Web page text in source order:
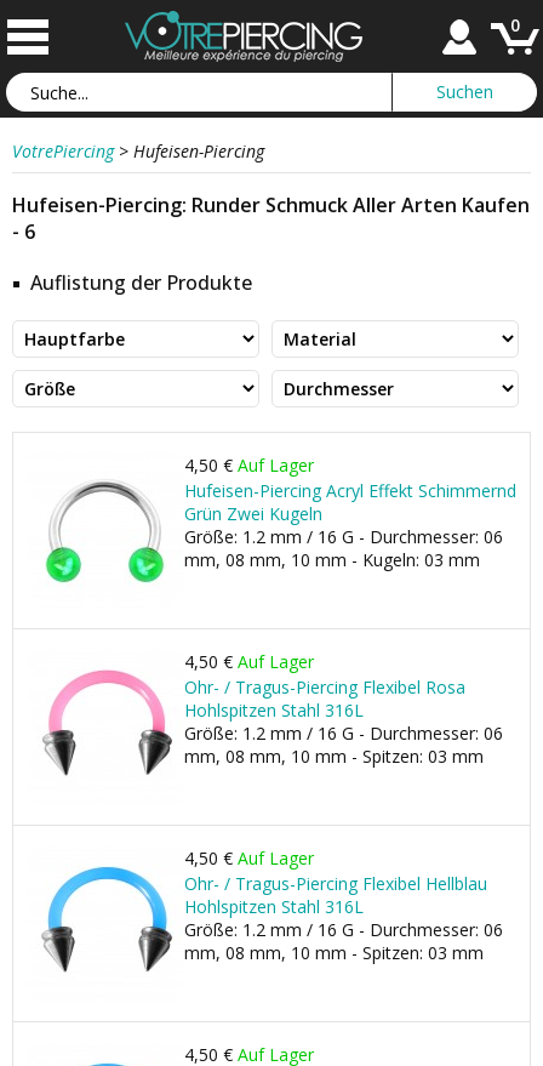
0
VotrePiercing > Hufeisen-Piercing
Hufeisen-Piercing: Runder Schmuck Aller Arten Kaufen
- 6
Auflistung der Produkte
4,50 € Auf Lager
Hufeisen-Piercing Acryl Effekt Schimmernd
Grün Zwei Kugeln
Größe: 1.2 mm / 16 G - Durchmesser: 06
mm, 08 mm, 10 mm - Kugeln: 03 mm
4,50 € Auf Lager
Ohr- / Tragus-Piercing Flexibel Rosa
Hohlspitzen Stahl 316L
Größe: 1.2 mm / 16 G - Durchmesser: 06
mm, 08 mm, 10 mm - Spitzen: 03 mm
4,50 € Auf Lager
Ohr- / Tragus-Piercing Flexibel Hellblau
Hohlspitzen Stahl 316L
Größe: 1.2 mm / 16 G - Durchmesser: 06
mm, 08 mm, 10 mm - Spitzen: 03 mm
4,50 € Auf Lager